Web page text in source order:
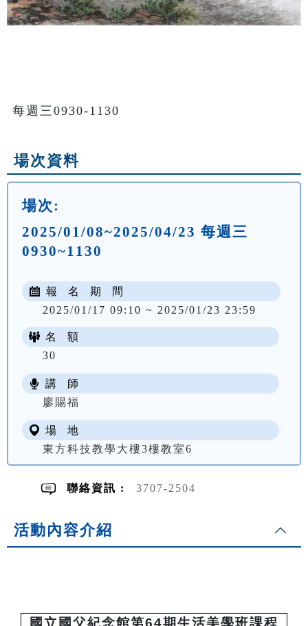
每週三0930-1130
場次資料
場次:
2025/01/08~2025/04/23 每週三
0930~1130
報 名 期 間
2025/01/17 09:10 ~ 2025/01/23 23:59
名 額
30
講 師
廖賜福
場 地
東方科技教學大樓3樓教室6
聯絡資訊 : 3707-2504
活動內容介紹